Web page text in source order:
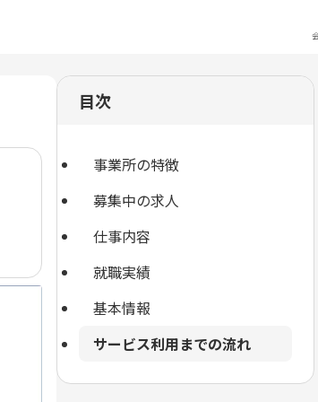
目次
事業所の特徴
募集中の求人
仕事内容
就職実績
基本情報
サービス利用までの流れ